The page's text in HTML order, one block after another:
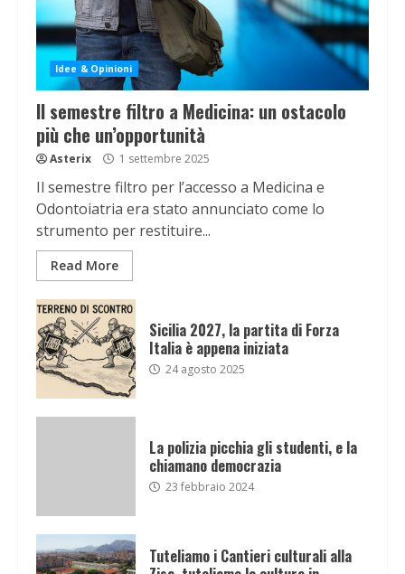
Idee & Opinioni
Il semestre filtro a Medicina: un ostacolo
più che un’opportunità
Asterix 1 settembre 2025
Il semestre filtro per l’accesso a Medicina e
Odontoiatria era stato annunciato come lo
strumento per restituire...
Read More
Sicilia 2027, la partita di Forza
Italia è appena iniziata
24 agosto 2025
La polizia picchia gli studenti, e la
chiamano democrazia
23 febbraio 2024
Tuteliamo i Cantieri culturali alla